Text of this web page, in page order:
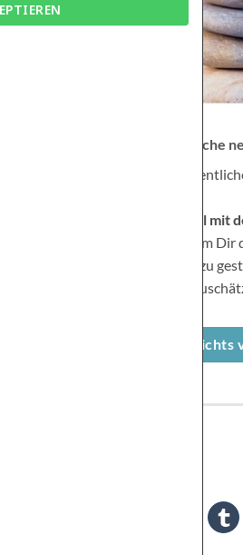
Folge dem Blog – Jede Woche
Bleib am Ball mit der
Mail mit
der Woche. Nimm Dir
um Dein Leben bewusster zu
selbst entsprechend
Klar möchte ich nichts